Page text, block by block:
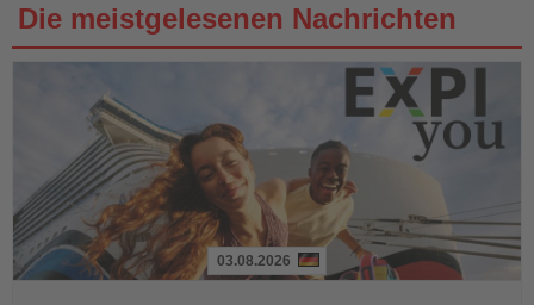
Die meistgelesenen Nachrichten
03.08.2026